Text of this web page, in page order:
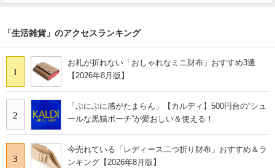
「生活雑貨」のアクセスランキング
1
お札が折れない「おしゃれなミニ財布」おすすめ3選
【2026年8月版】
2
「ぷにぷに感がたまらん」【カルディ】500円台の“シュ
ールな黒猫ポーチ”が愛おしい＆使える！
3
今売れている「レディース二つ折り財布」おすすめ＆ラ
ンキング【2026年8月版】